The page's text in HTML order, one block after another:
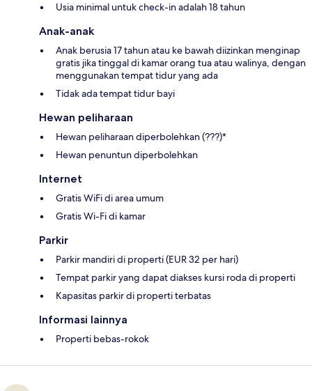
Usia minimal untuk check-in adalah 18 tahun
Anak-anak
Anak berusia 17 tahun atau ke bawah diizinkan menginap
gratis jika tinggal di kamar orang tua atau walinya, dengan
menggunakan tempat tidur yang ada
Tidak ada tempat tidur bayi
Hewan peliharaan
Hewan peliharaan diperbolehkan (???)*
Hewan penuntun diperbolehkan
Internet
Gratis WiFi di area umum
Gratis Wi-Fi di kamar
Parkir
Parkir mandiri di properti (EUR 32 per hari)
Tempat parkir yang dapat diakses kursi roda di properti
Kapasitas parkir di properti terbatas
Informasi lainnya
Properti bebas-rokok